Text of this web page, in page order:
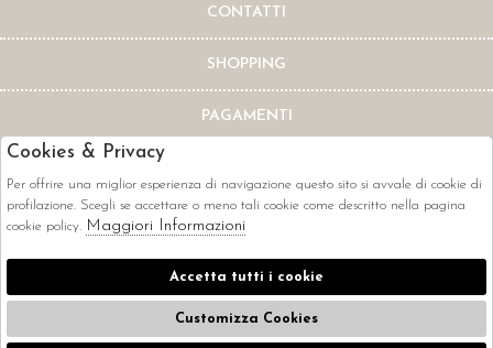
CONTATTI
SHOPPING
PAGAMENTI
CORRIERI
Cookies & Privacy
Per offrire una miglior esperienza di navigazione questo sito si avvale di cookie di
profilazione. Scegli se accettare o meno tali cookie come descritto nella pagina
cookie policy. Maggiori Informazioni
Accetta tutti i cookie
Customizza Cookies